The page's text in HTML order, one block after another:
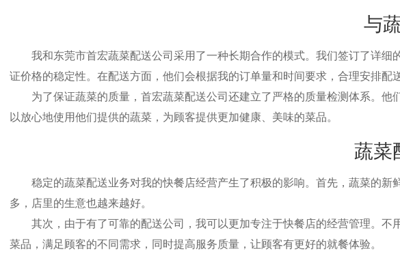
与
我和东莞市首宏蔬菜配送公司采用了一种长期合作的模式。我们签订了详细
证价格的稳定性。在配送方面，他们会根据我的订单量和时间要求，合理安排配
为了保证蔬菜的质量，首宏蔬菜配送公司还建立了严格的质量检测体系。他
以放心地使用他们提供的蔬菜，为顾客提供更加健康、美味的菜品。
蔬菜
稳定的蔬菜配送业务对我的快餐店经营产生了积极的影响。首先，蔬菜的新
多，店里的生意也越来越好。
其次，由于有了可靠的配送公司，我可以更加专注于快餐店的经营管理。不
菜品，满足顾客的不同需求，同时提高服务质量，让顾客有更好的就餐体验。